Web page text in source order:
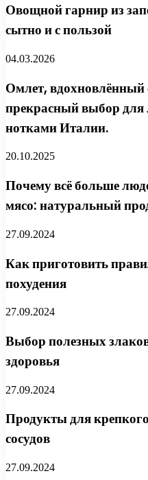
Овощной гарнир из
сытно и с пользой
04.03.2026
Омлет, вдохновлённый
прекрасный выбор для
нотками Италии.
20.10.2025
Почему всё больше
мясо: натуральный
27.09.2024
Как приготовить
похудения
27.09.2024
Выбор полезных
здоровья
27.09.2024
Продукты для
сосудов
27.09.2024